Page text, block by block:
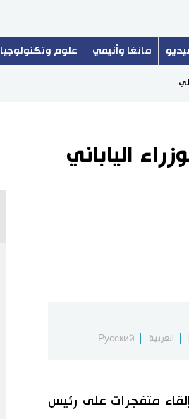
مانغا وأنيمي علوم وتكنولوجيا
الياباني
العربية Русский
متفجرات على رئيس